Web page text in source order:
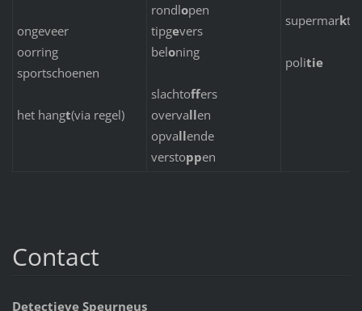
ongeveer
oorring
sportschoenen
het hangt(via regel)
rondlopen
tipgevers
beloning
slachtoffers
overvallen
opvallende
verstoppen
supermarkt
politie
Contact
Detectieve Speurneus